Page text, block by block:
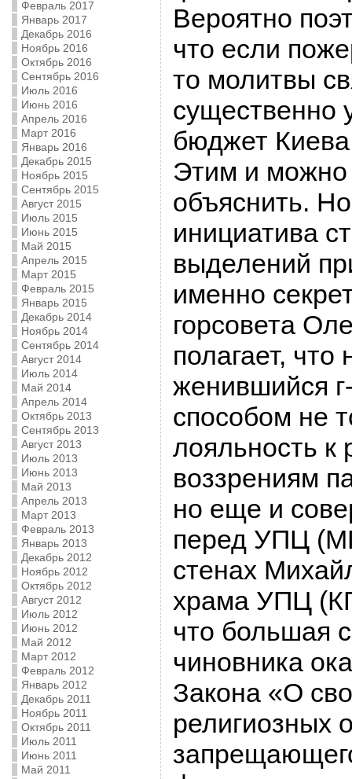
Февраль 2017
Январь 2017
Декабрь 2016
Ноябрь 2016
Октябрь 2016
Сентябрь 2016
Июль 2016
Июнь 2016
Апрель 2016
Март 2016
Январь 2016
Декабрь 2015
Ноябрь 2015
Сентябрь 2015
Август 2015
Июль 2015
Июнь 2015
Май 2015
Апрель 2015
Март 2015
Февраль 2015
Январь 2015
Декабрь 2014
Ноябрь 2014
Сентябрь 2014
Август 2014
Июль 2014
Май 2014
Апрель 2014
Октябрь 2013
Сентябрь 2013
Август 2013
Июль 2013
Июнь 2013
Май 2013
Апрель 2013
Март 2013
Февраль 2013
Январь 2013
Декабрь 2012
Ноябрь 2012
Октябрь 2012
Август 2012
Июль 2012
Июнь 2012
Май 2012
Март 2012
Февраль 2012
Январь 2012
Декабрь 2011
Ноябрь 2011
Октябрь 2011
Июль 2011
Июнь 2011
Май 2011
Вероятно
что если
то молитвы
существенно
бюджет
Этим и
объяснить.
инициатива
выделений
именно
горсовета
полагает, что
женившийся
способом не
лояльность к
воззрениям
но еще и
перед УПЦ
стенах
храма УПЦ
что большая
чиновника
Закона «О
религиозных